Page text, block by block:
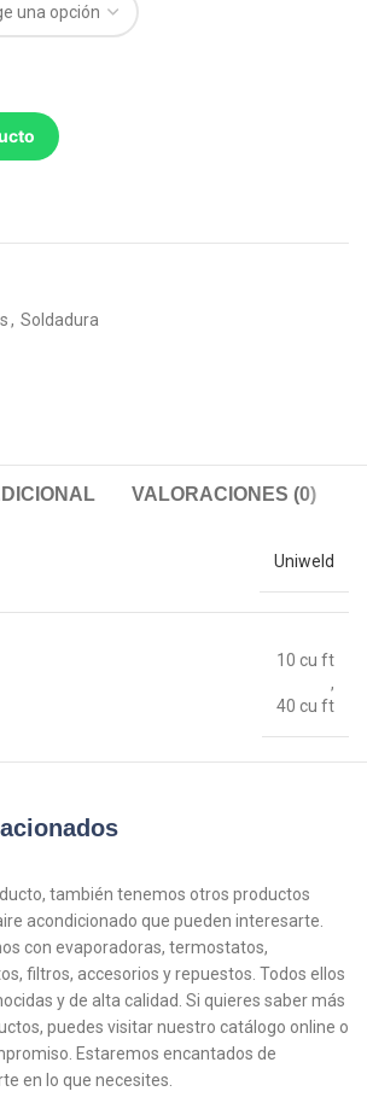
, Soldadura
VALORACIONES (0)
Uniweld
10 cu ft
,
40 cu ft
también tenemos otros productos
acondicionado que pueden interesarte.
con evaporadoras, termostatos,
filtros, accesorios y repuestos. Todos ellos
y de alta calidad. Si quieres saber más
puedes visitar nuestro catálogo online o
Estaremos encantados de
en lo que necesites.